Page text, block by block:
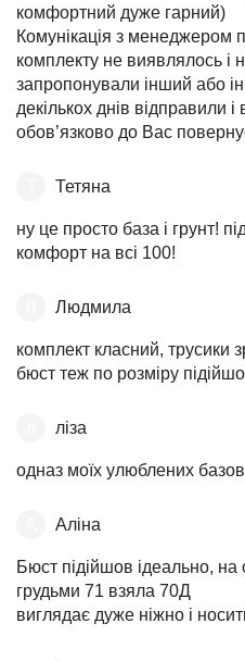
комфортний дуже гарний)
Комунікація з менеджером
комплекту не виявлялось і
запропонували інший або
декількох днів відправили
обов’язково до Вас
Тетяна
ну це просто база і грунт!
комфорт на всі 100!
Людмила
комплект класний, трусики
бюст теж по розміру
ліза
одназ моїх улюблених
Аліна
Бюст підійшов ідеально, на
грудьми 71 взяла 70Д
виглядає дуже ніжно і